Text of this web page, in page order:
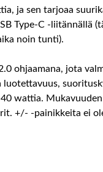
ja sen tarjoaa
Type-C -liitännällä
noin tunti).
ohjaamana, jota
luotettavuus,
wattia.
+/- -painikkeita ei